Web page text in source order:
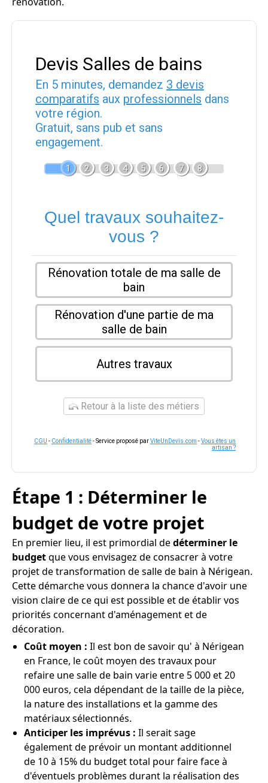
Devis Salles de bains
En 5 minutes, demandez 3 devis
comparatifs aux professionnels dans
votre région.
Gratuit, sans pub et sans
engagement.
1 2 3 4 5 6 7 8
Quel travaux souhaitez-
vous ?
Rénovation totale de ma salle de
bain
Rénovation d'une partie de ma
salle de bain
Autres travaux
Retour à la liste des métiers
CGU - Confidentialité- Service proposé parViteUnDevis.com -Vous êtes un
artisan ?
Étape 1 : Déterminer le
budget de votre projet
En premier lieu, il est primordial dedéterminer le
budgetque vous envisagez de consacrer à votre
projet de transformation de salle de bain à Nérigean.
Cette démarche vous donnera la chance d'avoir une
vision claire de ce qui est possible et de établir vos
priorités concernant d'aménagement et de
décoration.
Coût moyen : Il est bon de savoir qu' à Nérigean
en France, le coût moyen des travaux pour
refaire une salle de bain varie entre 5 000 et 20
000 euros, cela dépendant de la taille de la pièce,
la nature des installations et la gamme des
matériaux sélectionnés.
Anticiper les imprévus : Il serait sage
également de prévoir un montant additionnel
de 10 à 15% du budget total pour faire face à
d'éventuels problèmes durant la réalisation des